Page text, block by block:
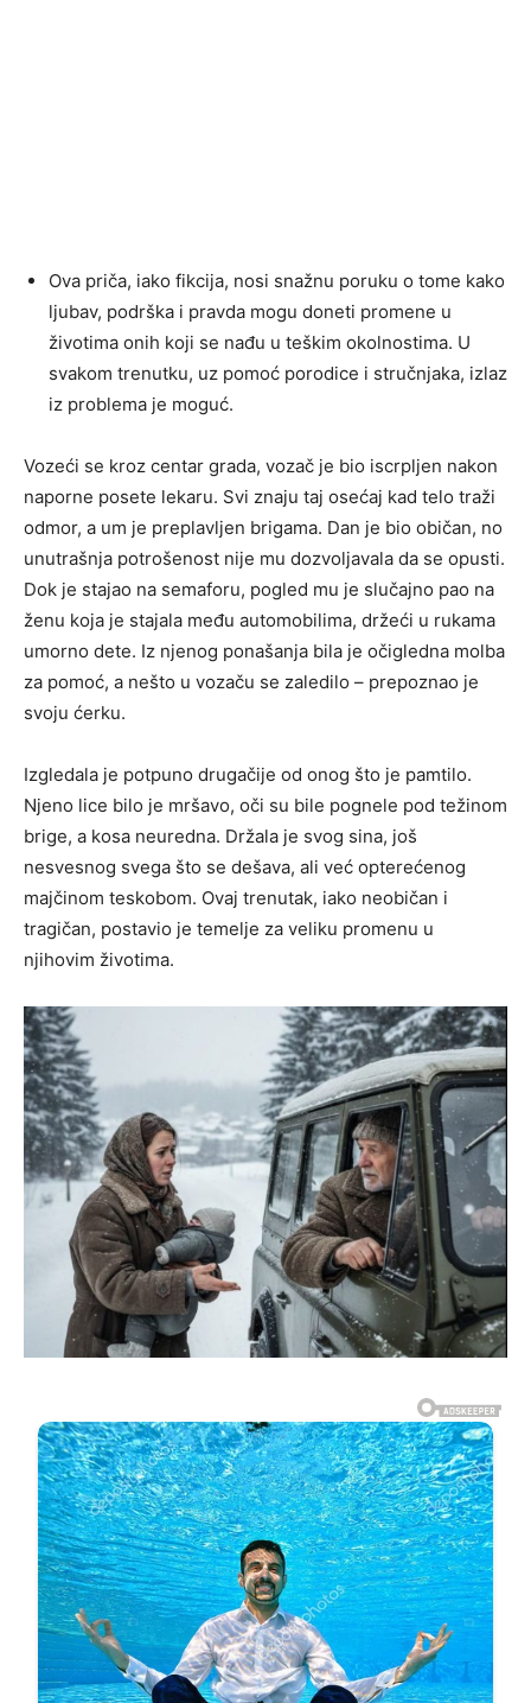
Ova priča, iako fikcija, nosi snažnu poruku o tome kako
ljubav, podrška i pravda mogu doneti promene u
životima onih koji se nađu u teškim okolnostima. U
svakom trenutku, uz pomoć porodice i stručnjaka, izlaz
iz problema je moguć.
Vozeći se kroz centar grada, vozač je bio iscrpljen nakon
naporne posete lekaru. Svi znaju taj osećaj kad telo traži
odmor, a um je preplavljen brigama. Dan je bio običan, no
unutrašnja potrošenost nije mu dozvoljavala da se opusti.
Dok je stajao na semaforu, pogled mu je slučajno pao na
ženu koja je stajala među automobilima, držeći u rukama
umorno dete. Iz njenog ponašanja bila je očigledna molba
za pomoć, a nešto u vozaču se zaledilo – prepoznao je
svoju ćerku.
Izgledala je potpuno drugačije od onog što je pamtilo.
Njeno lice bilo je mršavo, oči su bile pognele pod težinom
brige, a kosa neuredna. Držala je svog sina, još
nesvesnog svega što se dešava, ali već opterećenog
majčinom teskobom. Ovaj trenutak, iako neobičan i
tragičan, postavio je temelje za veliku promenu u
njihovim životima.